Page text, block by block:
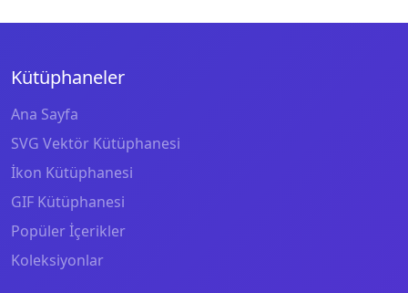
Kütüphaneler
Ana Sayfa
SVG Vektör Kütüphanesi
İkon Kütüphanesi
GIF Kütüphanesi
Popüler İçerikler
Koleksiyonlar